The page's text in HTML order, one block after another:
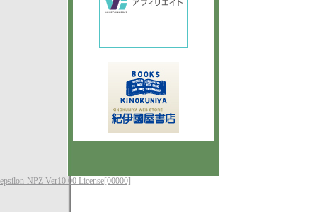
epsilon-NPZ Ver10.00 License[00000]